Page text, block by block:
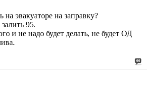
на эвакуаторе на заправку?
95.
и не надо будет делать, не будет ОД